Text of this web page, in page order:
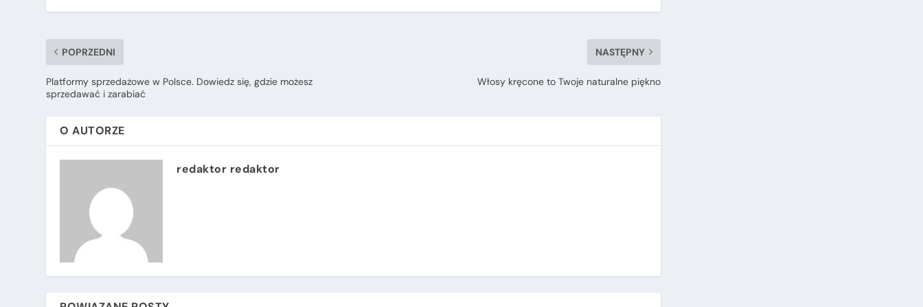
POPRZEDNI
Platformy sprzedażowe w Polsce. Dowiedz się, gdzie możesz
sprzedawać i zarabiać
NASTĘPNY
Włosy kręcone to Twoje naturalne piękno
O AUTORZE
redaktor redaktor